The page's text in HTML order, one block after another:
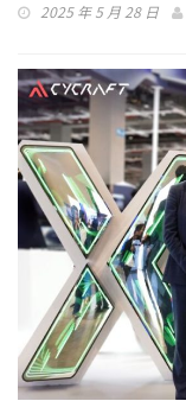
2025 年 5 月 28 日